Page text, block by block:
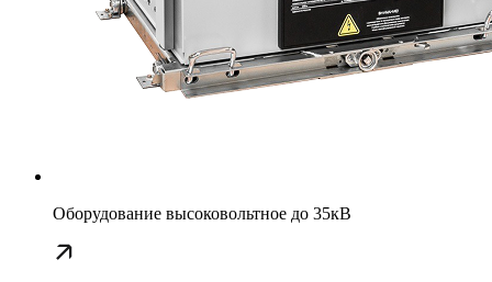
Оборудование высоковольтное до 35кВ